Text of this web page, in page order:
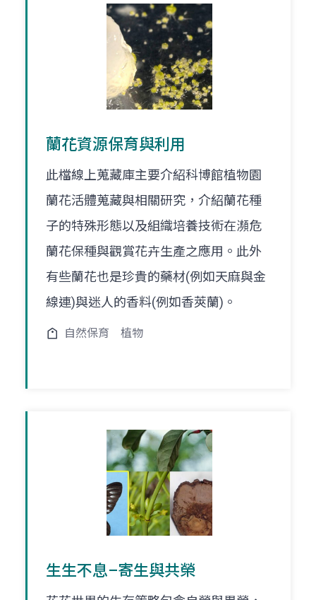
蘭花資源保育與利用
此檔線上蒐藏庫主要介紹科博館植物園
蘭花活體蒐藏與相關研究，介紹蘭花種
子的特殊形態以及組織培養技術在瀕危
蘭花保種與觀賞花卉生產之應用。此外
有些蘭花也是珍貴的藥材(例如天麻與金
線連)與迷人的香料(例如香莢蘭)。
自然保育 植物
生生不息–寄生與共榮